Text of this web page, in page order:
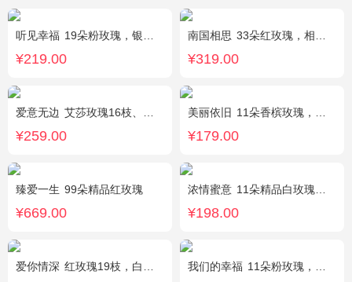
听见幸福 19朵粉玫瑰，银叶菊间插，搭配满天星
¥219.00
南国相思 33朵红玫瑰，相思梅丰满围边
¥319.00
爱意无边 艾莎玫瑰16枝、白色洋桔梗5枝、尤加利10枝
¥259.00
美丽依旧 11朵香槟玫瑰，搭配石竹梅间插。
¥179.00
臻爱一生 99朵精品红玫瑰
¥669.00
浓情蜜意 11朵精品白玫瑰，搭配适量浅绿色洋桔梗、书带草、黄莺。
¥198.00
爱你情深 红玫瑰19枝，白色相思梅、栀子叶搭配 我们的幸福 11朵粉玫瑰，银叶菊，尤加利搭配